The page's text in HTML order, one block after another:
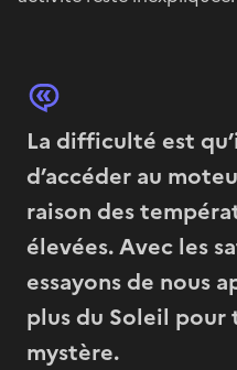
La difficulté est
d’accéder au
raison des
élevées. Avec les
essayons de nous
plus du Soleil
mystère.